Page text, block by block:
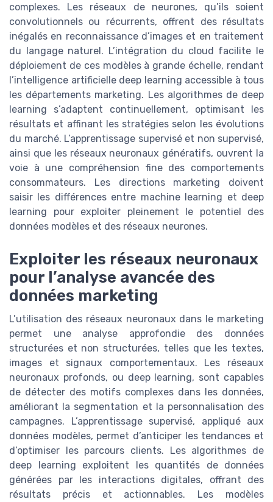
complexes. Les réseaux de neurones, qu’ils soient
convolutionnels ou récurrents, offrent des résultats
inégalés en reconnaissance d’images et en traitement
du langage naturel. L’intégration du cloud facilite le
déploiement de ces modèles à grande échelle, rendant
l’intelligence artificielle deep learning accessible à tous
les départements marketing. Les algorithmes de deep
learning s’adaptent continuellement, optimisant les
résultats et affinant les stratégies selon les évolutions
du marché. L’apprentissage supervisé et non supervisé,
ainsi que les réseaux neuronaux génératifs, ouvrent la
voie à une compréhension fine des comportements
consommateurs. Les directions marketing doivent
saisir les différences entre machine learning et deep
learning pour exploiter pleinement le potentiel des
données modèles et des réseaux neurones.
Exploiter les réseaux neuronaux
pour l’analyse avancée des
données marketing
L’utilisation des réseaux neuronaux dans le marketing
permet une analyse approfondie des données
structurées et non structurées, telles que les textes,
images et signaux comportementaux. Les réseaux
neuronaux profonds, ou deep learning, sont capables
de détecter des motifs complexes dans les données,
améliorant la segmentation et la personnalisation des
campagnes. L’apprentissage supervisé, appliqué aux
données modèles, permet d’anticiper les tendances et
d’optimiser les parcours clients. Les algorithmes de
deep learning exploitent les quantités de données
générées par les interactions digitales, offrant des
résultats précis et actionnables. Les modèles